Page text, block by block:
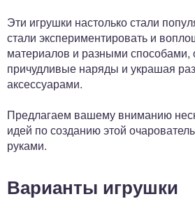
Эти игрушки настолько стали
стали экспериментировать и
материалов и разными способами,
причудливые наряды и украшая
аксессуарами.
Предлагаем вашему вниманию
идей по созданию этой
руками.
Варианты игрушки